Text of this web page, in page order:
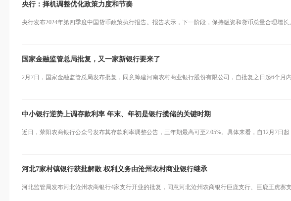
立即咨询
央行：择机调整优化政策力度和节奏
央行发布2024年第四季度中国货币政策执行报告。报告表示，下一阶段，保持融资和货币总量合理增长。
国家金融监管总局批复，又一家新银行要来了
2月7日，国家金融监管总局发布批复，同意筹建河南农村商业银行股份有限公司，自批复之日起6个月
中小银行逆势上调存款利率 年末、年初是银行揽储的关键时期
近日，荥阳农商银行公众号发布其存款利率调整公告，三年期最高可至2.05%。具体来看，自12月7日
河北7家村镇银行获批解散 权利义务由沧州农村商业银行继承
河北监管局发布河北沧州农商银行4家支行开业的批复，同意河北沧州农商银行巨鹿支行、巨鹿王虎寨